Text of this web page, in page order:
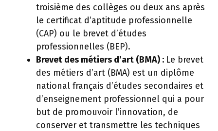
troisième des collèges ou deux ans après
le certificat d’aptitude professionnelle
(CAP) ou le brevet d’études
professionnelles (BEP).
Brevet des métiers d’art (BMA) : Le brevet
des métiers d’art (BMA) est un diplôme
national français d’études secondaires et
d’enseignement professionnel qui a pour
but de promouvoir l’innovation, de
conserver et transmettre les techniques